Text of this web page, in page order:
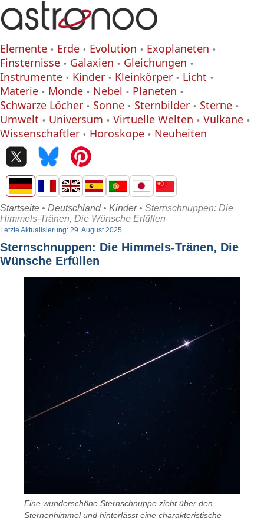
Elemente Erde Evolution
Exoplaneten
Finsternisse
Galaxien
Gleichungen
Instrumente
Kinder Kleinkörper
Licht
Materie
Monde Nebel
Planeten
Schwarze Löcher
Sonne Sternbilder
Sterne
Umwelt
Universum Virtuelle Welten
Vulkane
Wissenschaftler
Horoskope Neuheiten
Startseite • Deutschland• Kinder• Sternschnuppen: Die
Himmels-Tränen, Die Wünsche Erfüllen
Letzte Aktualisierung: 29. August 2025
Sternschnuppen: Die Himmels-Tränen, Die
Wünsche Erfüllen
Eine wunderschöne Sternschnuppe zieht über den
Sternenhimmel und hinterlässt eine charakteristische